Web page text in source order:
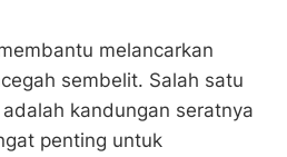
melancarkan
sembelit. Salah satu
kandungan seratnya
penting untuk